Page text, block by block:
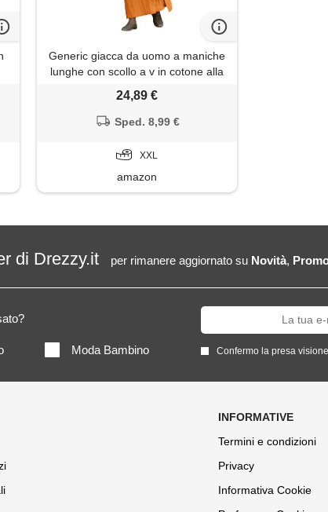
Generic giacca da uomo a maniche
lunghe con scollo a v in cotone alla
manica lunga
24,89 €
Sped. 8,99 €
XXL
amazon
di Drezzy.it per rimanere aggiornato su Novità,
Moda Bambino Confermo la presa
Termini e condizioni
Privacy
Informativa Cookie